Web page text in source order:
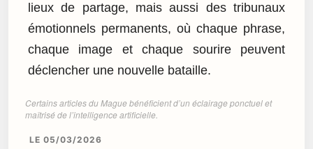
lieux de partage, mais aussi des tribunaux
émotionnels permanents, où chaque phrase,
chaque image et chaque sourire peuvent
déclencher une nouvelle bataille.
Certains articles du Mague bénéficient d’un éclairage ponctuel et
maîtrisé de l’intelligence artificielle.
LE 05/03/2026